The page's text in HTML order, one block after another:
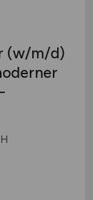
(w/m/d)